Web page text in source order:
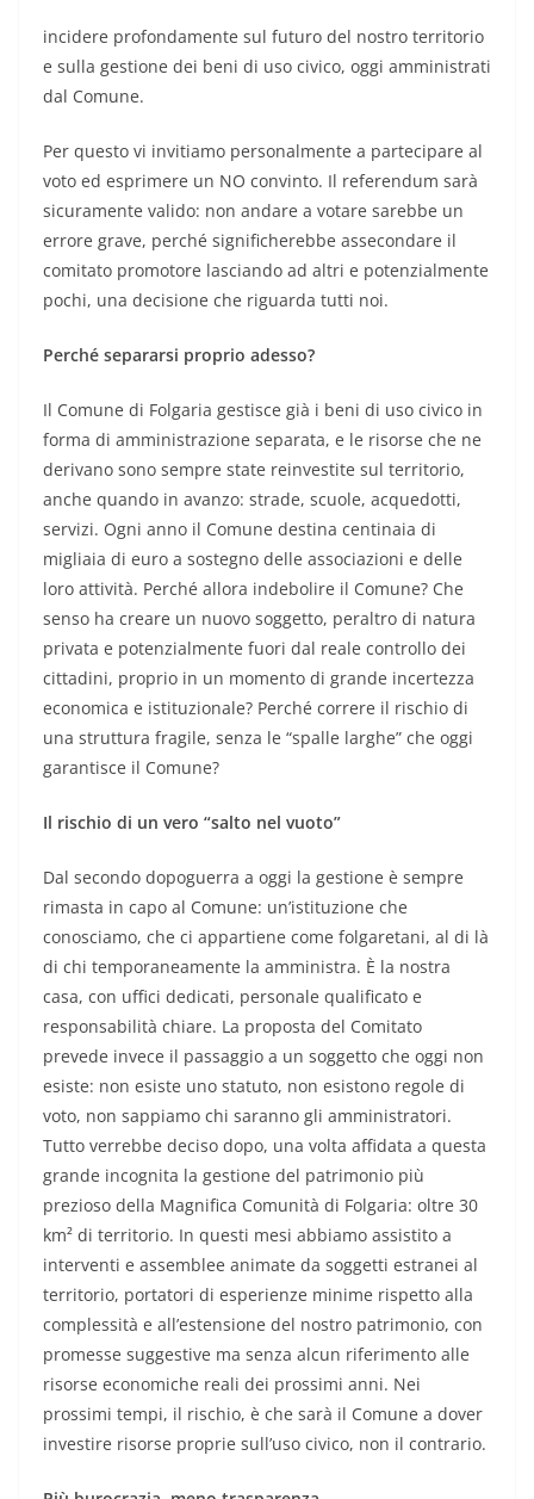
incidere profondamente sul futuro del nostro territorio
e sulla gestione dei beni di uso civico, oggi amministrati
dal Comune.
Per questo vi invitiamo personalmente a partecipare al
voto ed esprimere un NO convinto. Il referendum sarà
sicuramente valido: non andare a votare sarebbe un
errore grave, perché significherebbe assecondare il
comitato promotore lasciando ad altri e potenzialmente
pochi, una decisione che riguarda tutti noi.
Perché separarsi proprio adesso?
Il Comune di Folgaria gestisce già i beni di uso civico in
forma di amministrazione separata, e le risorse che ne
derivano sono sempre state reinvestite sul territorio,
anche quando in avanzo: strade, scuole, acquedotti,
servizi. Ogni anno il Comune destina centinaia di
migliaia di euro a sostegno delle associazioni e delle
loro attività. Perché allora indebolire il Comune? Che
senso ha creare un nuovo soggetto, peraltro di natura
privata e potenzialmente fuori dal reale controllo dei
cittadini, proprio in un momento di grande incertezza
economica e istituzionale? Perché correre il rischio di
una struttura fragile, senza le “spalle larghe” che oggi
garantisce il Comune?
Il rischio di un vero “salto nel vuoto”
Dal secondo dopoguerra a oggi la gestione è sempre
rimasta in capo al Comune: un’istituzione che
conosciamo, che ci appartiene come folgaretani, al di là
di chi temporaneamente la amministra. È la nostra
casa, con uffici dedicati, personale qualificato e
responsabilità chiare. La proposta del Comitato
prevede invece il passaggio a un soggetto che oggi non
esiste: non esiste uno statuto, non esistono regole di
voto, non sappiamo chi saranno gli amministratori.
Tutto verrebbe deciso dopo, una volta affidata a questa
grande incognita la gestione del patrimonio più
prezioso della Magnifica Comunità di Folgaria: oltre 30
km² di territorio. In questi mesi abbiamo assistito a
interventi e assemblee animate da soggetti estranei al
territorio, portatori di esperienze minime rispetto alla
complessità e all’estensione del nostro patrimonio, con
promesse suggestive ma senza alcun riferimento alle
risorse economiche reali dei prossimi anni. Nei
prossimi tempi, il rischio, è che sarà il Comune a dover
investire risorse proprie sull’uso civico, non il contrario.